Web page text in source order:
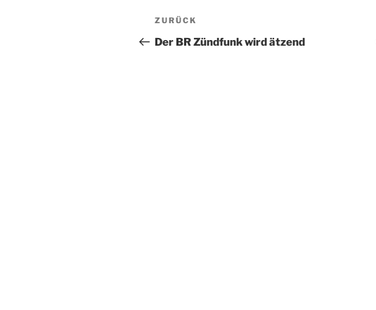
Beitragsnavigation
Vorheriger
Beitrag
ZURÜCK
Der BR Zündfunk wird ätzend